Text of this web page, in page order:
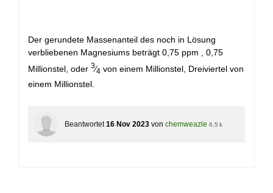
Der gerundete Massenanteil des noch in Lösung
verbliebenen Magnesiums beträgt 0,75 ppm , 0,75
Millionstel, oder 3⁄4 von einem Millionstel, Dreiviertel von
einem Millionstel.
Beantwortet 16 Nov 2023 von chemweazle 6,5 k